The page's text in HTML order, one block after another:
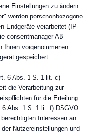
Einstellungen zu ändern.
werden personenbezogene
Endgeräte verarbeitet (IP-
consentmanager AB
Ihnen vorgenommenen
gespeichert.
6 Abs. 1 S. 1 lit. c)
die Verarbeitung zur
für die Erteilung
6 Abs. 1 S. 1 lit. f) DSGVO
Interessen an
Nutzereinstellungen und